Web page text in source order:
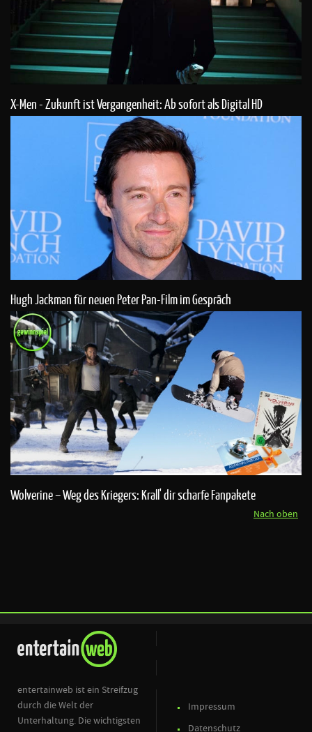
X-Men - Zukunft ist Vergangenheit: Ab sofort als Digital HD
Hugh Jackman für neuen Peter Pan-Film im Gespräch
Wolverine – Weg des Kriegers: Krall' dir scharfe Fanpakete
Nach oben
entertainweb ist ein Streifzug
durch die Welt der
Unterhaltung. Die wichtigsten
Impressum
Datenschutz